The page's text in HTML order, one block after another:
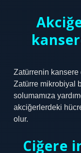
Zatürrenin
Zatürre mikrobiyal
solumamıza
akciğerlerdeki
olur.
Ciğere